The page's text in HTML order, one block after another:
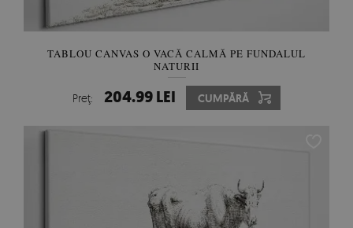
TABLOU CANVAS O VACĂ CALMĂ PE FUNDALUL
NATURII
Preţ: 204.99 LEI CUMPĂRĂ